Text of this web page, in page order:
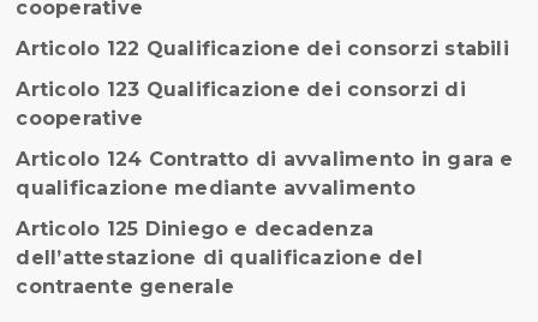
cooperative
Articolo 122 Qualificazione dei consorzi stabili
Articolo 123 Qualificazione dei consorzi di
cooperative
Articolo 124 Contratto di avvalimento in gara e
qualificazione mediante avvalimento
Articolo 125 Diniego e decadenza
dell’attestazione di qualificazione del
contraente generale